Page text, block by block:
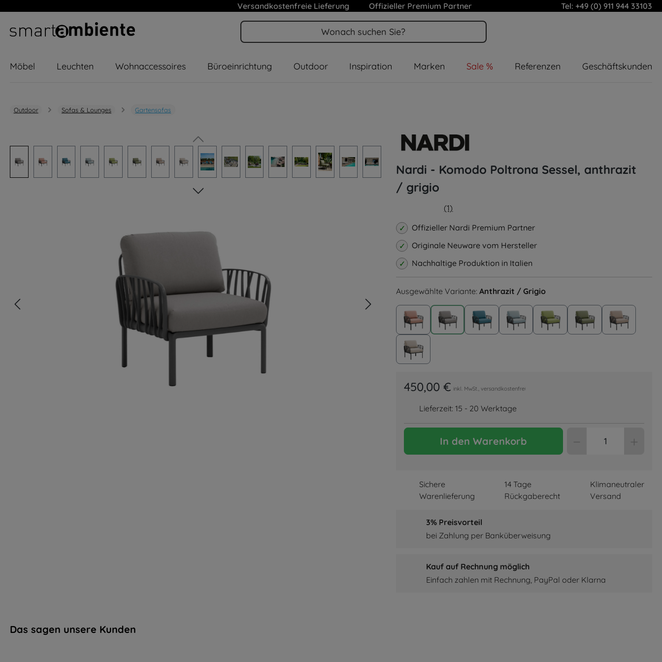
Hauptinhalt springen
Zur Suche springen
Zur Hauptnavigation springen
Versandkostenfreie Lieferung Offizieller Premium Partner Tel: +49 (0) 911 944 33103
Möbel Leuchten Wohnaccessoires Büroeinrichtung Outdoor Inspiration Marken Sale % Referenzen Geschäftskunden
Outdoor Sofas & Lounges Gartensofas
Nardi - Komodo Poltrona Sessel, anthrazit
/ grigio
Durchschnittliche Bewertung von 5 von 5 Sternen
(1)
Offizieller Nardi Premium Partner
Originale Neuware vom Hersteller
Nachhaltige Produktion in Italien
Ausgewählte Variante: Anthrazit / Grigio
Anthrazit / Rosa Quarzo
Anthrazit / GrigioAnthrazit / Adriatic Sunbrella
Anthrazit / Ghiaccio Sunbrella
Anthrazit / Avocado
Anthrazit / Giungla
Anthrazit /
Anthrazit / Tech Panama
450,00 € inkl. MwSt., versandkostenfrei
Lieferzeit: 15 - 20 Werktage
In den Warenkorb Produkt
Sichere
Warenlieferung
14 Tage
Rückgaberecht
Klimaneutraler
Versand
3% Preisvorteil
bei Zahlung per Banküberweisung
Kauf auf Rechnung möglich
Einfach zahlen mit Rechnung, PayPal oder Klarna
Das sagen unsere Kunden